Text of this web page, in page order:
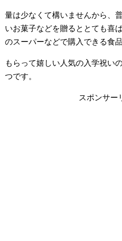
量は少なくて構いませんから、
いお菓子などを贈るととても喜
のスーパーなどで購入できる食
もらって嬉しい人気の入学祝い
つです。
スポンサー